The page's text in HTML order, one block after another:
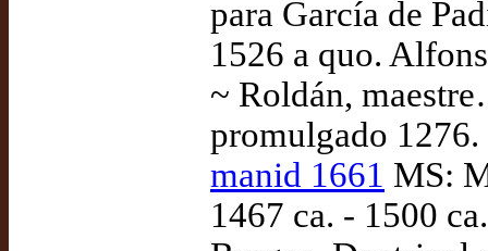
para García de
1526 a quo.
~ Roldán,
promulgado 1276.
manid 1661 MS:
1467 ca. - 1500